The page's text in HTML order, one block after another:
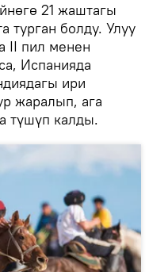
21 жаштагы
турган болду. Улуу
II пил менен
Испанияда
ири
жаралып, ага
түшүп калды.